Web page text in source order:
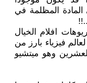
المظلمة في
افلام الخيال
فيزياء بارز من
وهو ميتشيو